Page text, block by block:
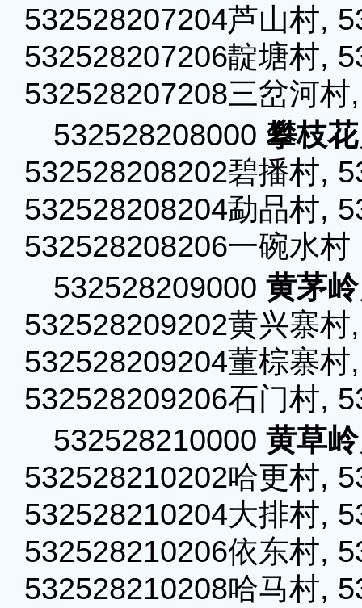
532528207204芦山村,
532528207206靛塘村,
532528207208三岔河
532528208000 攀枝
532528208202碧播村,
532528208204勐品村,
532528208206一碗水村
532528209000 黄茅
532528209202黄兴寨
532528209204董棕寨
532528209206石门村,
532528210000 黄草
532528210202哈更村,
532528210204大排村,
532528210206依东村,
532528210208哈马村,